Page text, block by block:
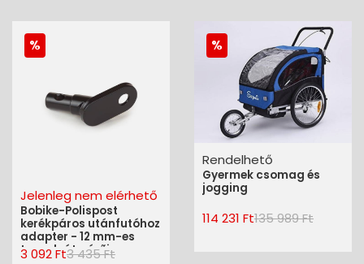
Jelenleg nem elérhető
Bobike-Polispost
kerékpáros utánfutóhoz
adapter - 12 mm-es
tengelyátmérõig
3 092 Ft3 435 Ft
Rendelhető
Gyermek csomag és
jogging
114 231 Ft135 989 Ft